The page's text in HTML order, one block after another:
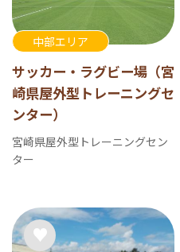
中部エリア
サッカー・ラグビー場（宮
崎県屋外型トレーニングセ
ンター）
宮崎県屋外型トレーニングセン
ター